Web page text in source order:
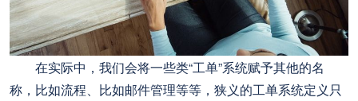
在实际中，我们会将一些类“工单”系统赋予其他的名
称，比如流程、比如邮件管理等等，狭义的工单系统定义只